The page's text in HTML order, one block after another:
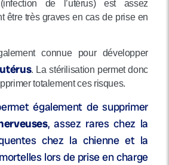
(infection de l’utérus) est assez
être très graves en cas de prise en
connue pour développer
. La stérilisation permet donc
totalement ces risques.
également de supprimer
, assez rares chez la
chez la chienne et la
lors de prise en charge